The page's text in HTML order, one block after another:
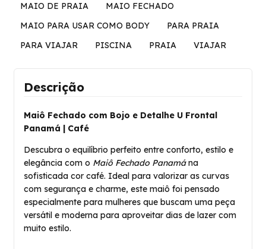
MAIO DE PRAIA
MAIO FECHADO
MAIO PARA USAR COMO BODY
PARA PRAIA
PARA VIAJAR
PISCINA PRAIA VIAJAR
Descrição
Maiô Fechado com Bojo e Detalhe U Frontal
Panamá | Café
Descubra o equilíbrio perfeito entre conforto, estilo e
elegância com o Maiô Fechado Panamána
sofisticada cor café. Ideal para valorizar as curvas
com segurança e charme, este maiô foi pensado
especialmente para mulheres que buscam uma peça
versátil e moderna para aproveitar dias de lazer com
muito estilo.